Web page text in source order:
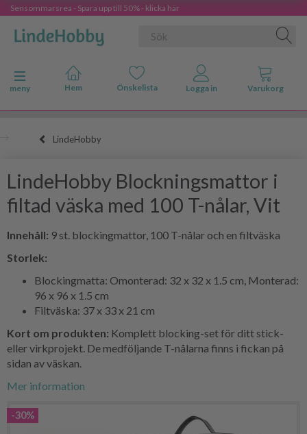
Sensommarsrea - Spara upp till 50% - klicka här
Ändra navigering
meny
LindeHobby
LindeHobby Blockningsmattor i
filtad väska med 100 T-nålar, Vit
Innehåll: 9 st. blockingmattor, 100 T-nålar och en filtväska
Storlek:
Blockingmatta: Omonterad: 32 x 32 x 1.5 cm, Monterad:
96 x 96 x 1.5 cm
Filtväska: 37 x 33 x 21 cm
Kort om produkten: Komplett blocking-set för ditt stick-
eller virkprojekt. De medföljande T-nålarna finns i fickan på
sidan av väskan.
Mer information
-30%